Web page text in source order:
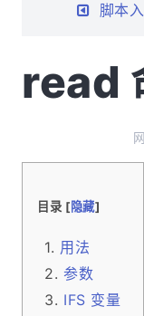
脚本
read
目录 [隐藏]
用法
参数
IFS 变量